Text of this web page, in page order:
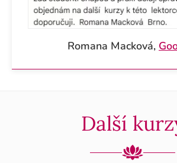
Romana Macková,
Další